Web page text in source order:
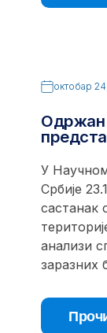
октобар
Одржан
У
Србије
састанак
анализи
заразних